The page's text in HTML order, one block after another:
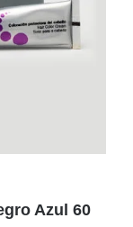
Azul 60